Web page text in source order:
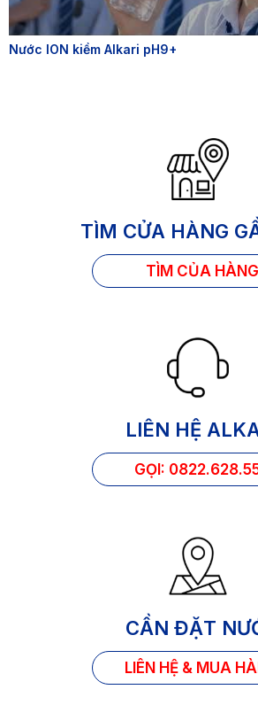
Nước ION kiềm Alkari pH9+
TÌM CỬA HÀNG
TÌM CỦA HÀNG
LIÊN HỆ
GỌI:
CẦN ĐẶT
LIÊN HỆ & MUA